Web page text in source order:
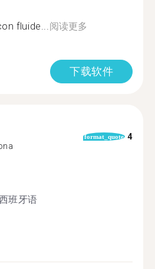
fluide...阅读更多
下载软件
format_quote 4
班牙语